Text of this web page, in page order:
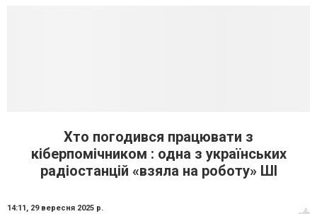
Хто погодився працювати з
кіберпомічником : одна з українських
радіостанцій «взяла на роботу» ШІ
14:11, 29 вересня 2025 р.